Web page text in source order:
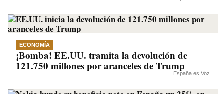
ECONOMÍA
¡Bomba! EE.UU. tramita la devolución de
121.750 millones por aranceles de Trump
España es Voz